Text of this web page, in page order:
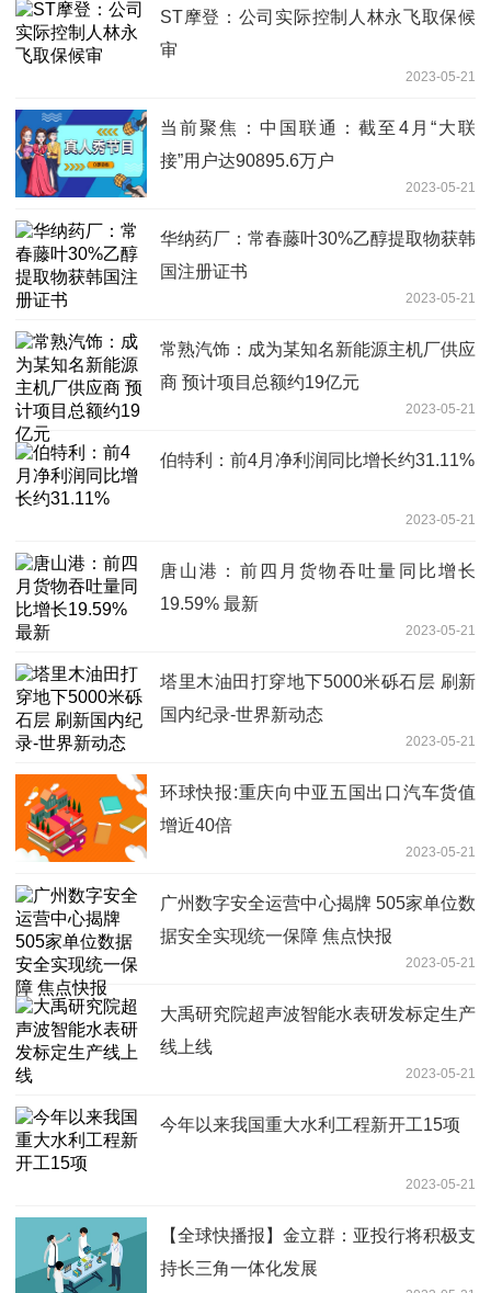
ST摩登：公司实际控制人林永飞取保候
审
2023-05-21
当前聚焦：中国联通：截至4月“大联
接”用户达90895.6万户
2023-05-21
华纳药厂：常春藤叶30%乙醇提取物获韩
国注册证书
2023-05-21
常熟汽饰：成为某知名新能源主机厂供应
商 预计项目总额约19亿元
2023-05-21
伯特利：前4月净利润同比增长约31.11%
2023-05-21
唐山港：前四月货物吞吐量同比增长
19.59% 最新
2023-05-21
塔里木油田打穿地下5000米砾石层 刷新
国内纪录-世界新动态
2023-05-21
环球快报:重庆向中亚五国出口汽车货值
增近40倍
2023-05-21
广州数字安全运营中心揭牌 505家单位数
据安全实现统一保障 焦点快报
2023-05-21
大禹研究院超声波智能水表研发标定生产
线上线
2023-05-21
今年以来我国重大水利工程新开工15项
2023-05-21
【全球快播报】金立群：亚投行将积极支
持长三角一体化发展